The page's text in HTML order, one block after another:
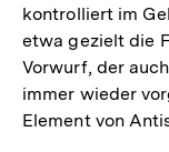
kontrolliert im
etwa gezielt die
Vorwurf, der
immer wieder
Element von